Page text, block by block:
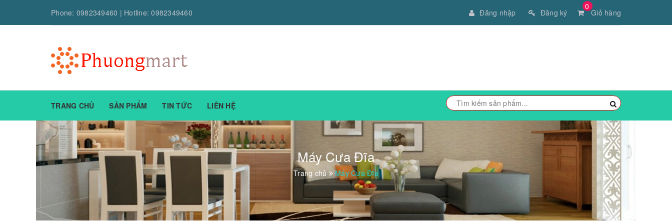
Phone: 0982349460 | Hotline:0982349460
0
Giỏ hàng
Đăng nhập Đăng ký
TRANG CHỦ SẢN PHẨM TIN TỨC LIÊN HỆ
Máy Cưa Đĩa
Trang chủ Máy Cưa Đĩa